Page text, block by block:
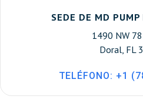
SEDE DE MD
1490 NW 78
Doral, FL
TELÉFONO: +1